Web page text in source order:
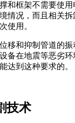
和框架不需要使
情况，而且相关
使用。
移和抑制管道的
备在地震等恶劣环
达到这种要求的。
技术